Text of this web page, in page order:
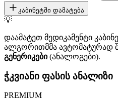
კაბინეტში დამატება
💡
დაამატეთ მედიკამენტი
ალგორითმმა ავტომატურად
გენერიკები(ანალოგები).
ჭკვიანი ფასის ანალიზი
PREMIUM